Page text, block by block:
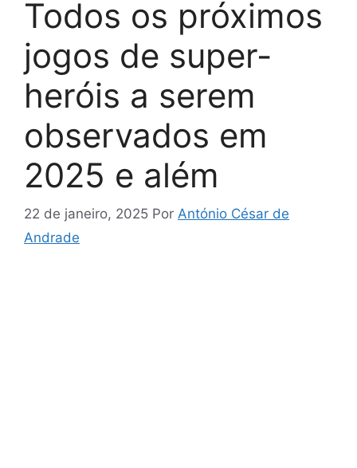
Todos os próximos
jogos de super-
heróis a serem
observados em
2025 e além
22 de janeiro, 2025 Por António César de
Andrade